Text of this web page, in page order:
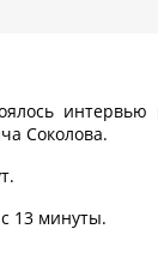
интервью
Соколова.
13 минуты.